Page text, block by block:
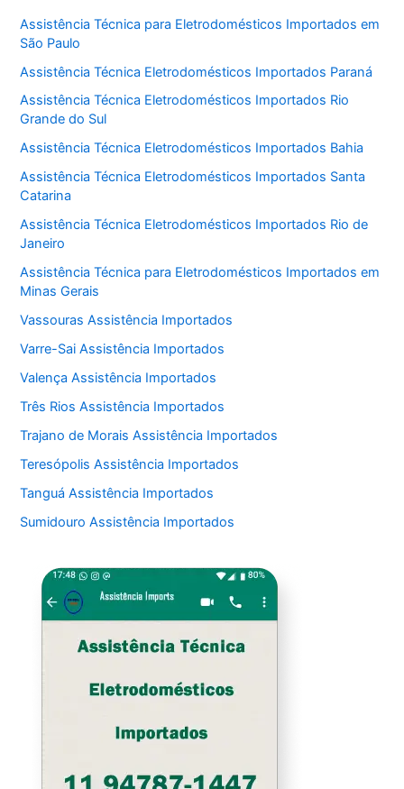
Assistência Técnica para Eletrodomésticos Importados em
São Paulo
Assistência Técnica Eletrodomésticos Importados Paraná
Assistência Técnica Eletrodomésticos Importados Rio
Grande do Sul
Assistência Técnica Eletrodomésticos Importados Bahia
Assistência Técnica Eletrodomésticos Importados Santa
Catarina
Assistência Técnica Eletrodomésticos Importados Rio de
Janeiro
Assistência Técnica para Eletrodomésticos Importados em
Minas Gerais
Vassouras Assistência Importados
Varre-Sai Assistência Importados
Valença Assistência Importados
Três Rios Assistência Importados
Trajano de Morais Assistência Importados
Teresópolis Assistência Importados
Tanguá Assistência Importados
Sumidouro Assistência Importados